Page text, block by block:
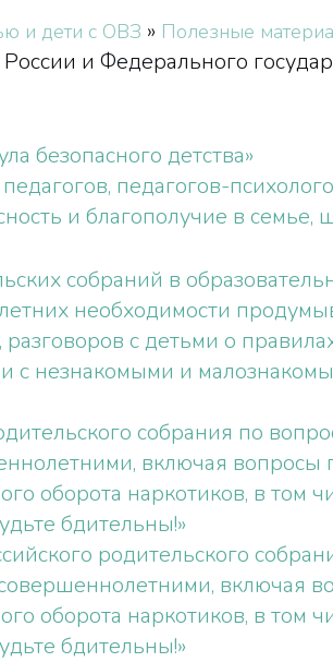
и дети с ОВЗ » Полезные
и Федерального
безопасного детства»
педагогов-
и благополучие в семье,
собраний в
необходимости
с детьми о
с незнакомыми и
собрания по
включая вопросы
оборота наркотиков, в том
бдительны!»
родительского
включая
оборота наркотиков, в том
бдительны!»